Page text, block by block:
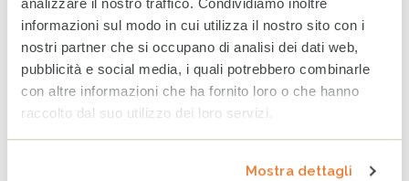
analizzare il nostro traffico. Condividiamo inoltre
informazioni sul modo in cui utilizza il nostro sito con i
nostri partner che si occupano di analisi dei dati web,
pubblicità e social media, i quali potrebbero combinarle
con altre informazioni che ha fornito loro o che hanno
raccolto dal suo utilizzo dei loro servizi.
Mostra dettagli
Venezuela: al fianco delle
comunità colpite per
ritrovare la quotidianità
perduta
7 AGOSTO 2026
milioni di persone